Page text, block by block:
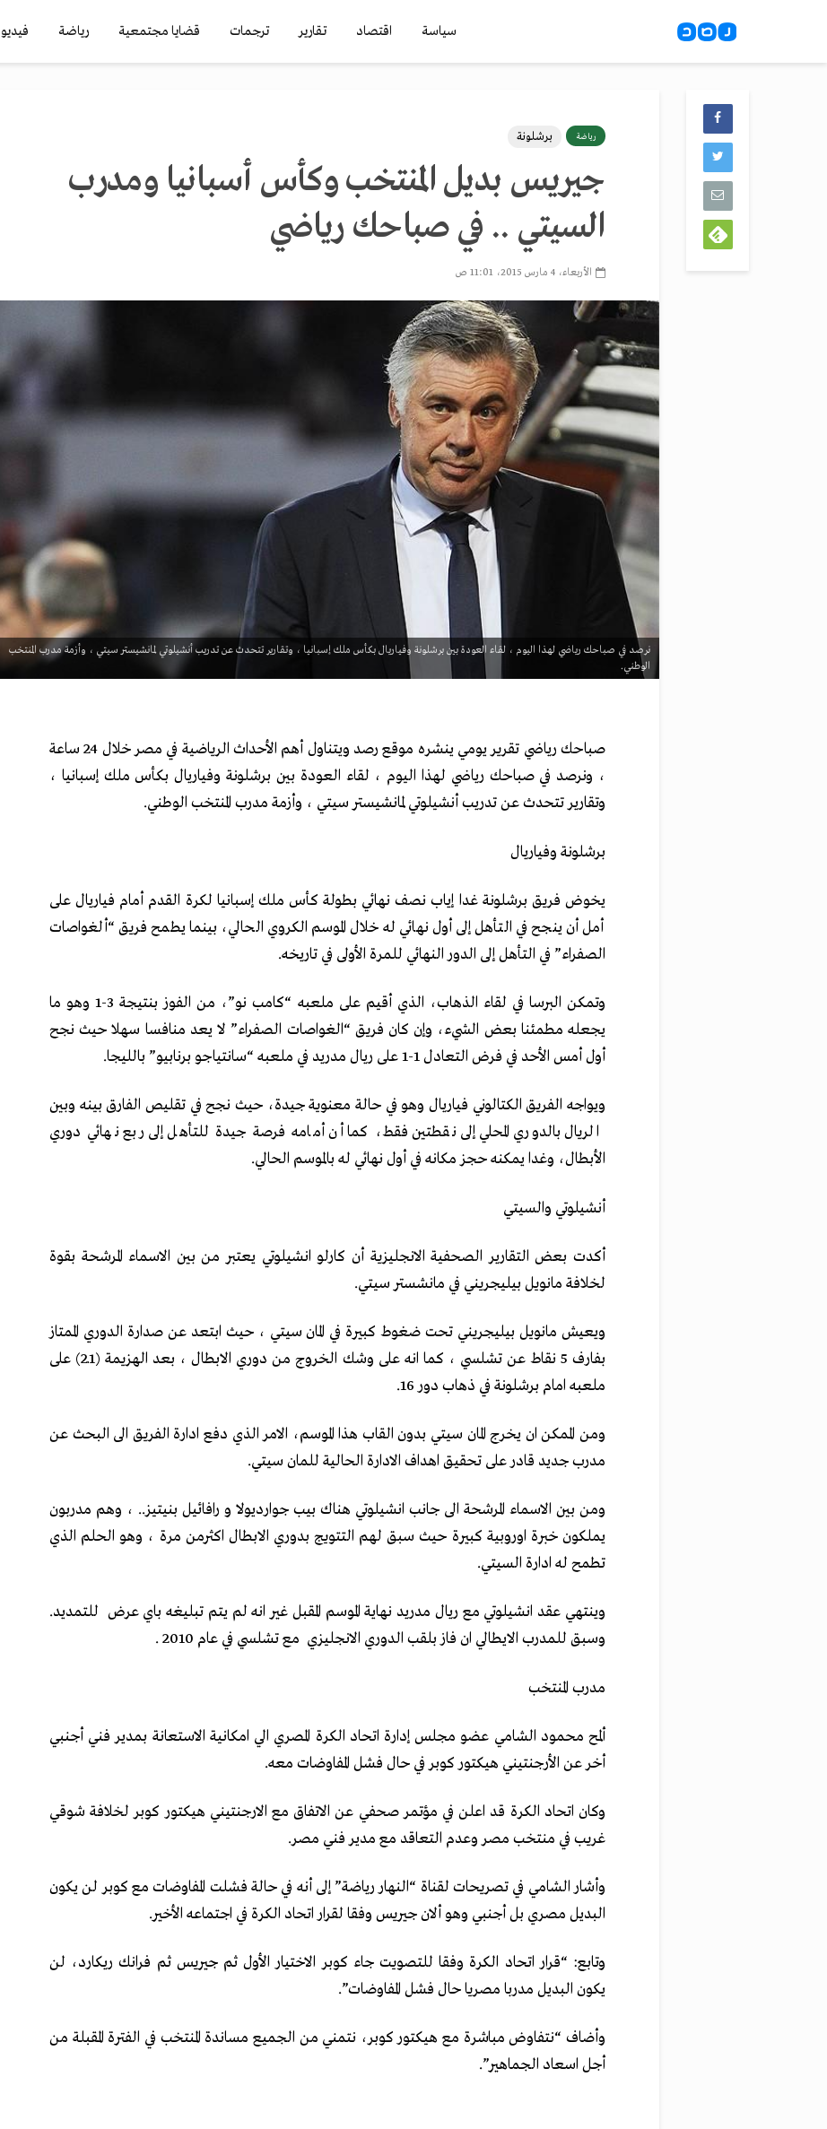
سياسة اقتصاد تقارير ترجمات قضايا مجتمعية رياضة فيديو
رياضة برشلونة
جيريس بديل المنتخب وكأس أسبانيا ومدرب
السيتي .. في صباحك رياضي
الأربعاء، 4 مارس 2015، 11:01 ص
نرصد في صباحك رياضي لهذا اليوم ، لقاء العودة بين برشلونة وفياريال بكأس ملك إسبانيا ، وتقارير تتحدث عن تدريب أنشيلوتي لمانشيستر سيتي ، وأزمة مدرب المنتخب
الوطني.
صباحك رياضي تقرير يومي ينشره موقع رصد ويتناول أهم الأحداث الرياضية في مصر خلال 24ساعة
، ونرصد في صباحك رياضي لهذا اليوم ، لقاء العودة بين برشلونة وفياريال بكأس ملك إسبانيا ،
وتقارير تتحدث عن تدريب أنشيلوتي لمانشيستر سيتي ، وأزمة مدرب المنتخب الوطني.
برشلونة وفياريال
يخوض فريق برشلونة غدا إياب نصف نهائي بطولة كأس ملك إسبانيا لكرة القدم أمام فياريال على
أمل أن ينجح في التأهل إلى أول نهائي له خلال الموسم الكروي الحالي، بينما يطمح فريق “ألغواصات
الصفراء” في التأهل إلى الدور النهائي للمرة الأولى في تاريخه.
وتمكن البرسا في لقاء الذهاب، الذي أقيم على ملعبه “كامب نو”، من الفوز بنتيجة 3-1 وهو ما
يجعله مطمئنا بعض الشيء، وإن كان فريق “الغواصات الصفراء” لا يعد منافسا سهلا حيث نجح
أول أمس الأحد في فرض التعادل 1-1 على ريال مدريد في ملعبه “سانتياجو برنابيو” بالليجا.
ويواجه الفريق الكتالوني فياريال وهو في حالة معنوية جيدة، حيث نجح في تقليص الفارق بينه وبين
الريال بالدوري المحلي إلى نقطتين فقط، كما أن أمامه فرصة جيدة للتأهل إلى ربع نهائي دوري
الأبطال، وغدا يمكنه حجز مكانه في أول نهائي له بالموسم الحالي.
أنشيلوتي والسيتي
أكدت بعض التقارير الصحفية الانجليزية أن كارلو انشيلوتي يعتبر من بين الاسماء المرشحة بقوة
لخلافة مانويل بيليجريني في مانشستر سيتي.
ويعيش مانويل بيليجريني تحت ضغوط كبيرة في المان سيتي ، حيث ابتعد عن صدارة الدوري الممتاز
بفارف 5 نقاط عن تشلسي ، كما انه على وشك الخروج من دوري الابطال ، بعد الهزيمة (1ـ2) على
ملعبه امام برشلونة في ذهاب دور 16.
ومن الممكن ان يخرج المان سيتي بدون القاب هذا الموسم، الامر الذي دفع ادارة الفريق الى البحث عن
مدرب جديد قادر على تحقيق اهداف الادارة الحالية للمان سيتي.
ومن بين الاسماء المرشحة الى جانب انشيلوتي هناك بيب جوارديولا و رافائيل بنيتيز.. ، وهم مدربون
يملكون خبرة اوروبية كبيرة حيث سبق لهم التتويج بدوري الابطال اكثرمن مرة ، وهو الحلم الذي
تطمح له ادارة السيتي.
وينتهي عقد انشيلوتي مع ريال مدريد نهاية الموسم المقبل غير انه لم يتم تبليغه باي عرض للتمديد.
وسبق للمدرب الايطالي ان فاز بلقب الدوري الانجليزي مع تشلسي في عام 2010 .
مدرب المنتخب
ألمح محمود الشامي عضو مجلس إدارة اتحاد الكرة المصري الي امكانية الاستعانة بمدير فني أجنبي
أخر عن الأرجنتيني هيكتور كوبر في حال فشل المفاوضات معه.
وكان اتحاد الكرة قد اعلن في مؤتمر صحفي عن الاتفاق مع الارجنتيني هيكتور كوبر لخلافة شوقي
غريب في منتخب مصر وعدم التعاقد مع مدير فني مصر.
وأشار الشامي في تصريحات لقناة “النهار رياضة” إلى أنه في حالة فشلت المفاوضات مع كوبر لن يكون
البديل مصري بل أجنبي وهو ألان جيريس وفقا لقرار اتحاد الكرة في اجتماعه الأخير.
وتابع: “قرار اتحاد الكرة وفقا للتصويت جاء كوبر الاختيار الأول ثم جيريس ثم فرانك ريكارد، لن
يكون البديل مدربا مصريا حال فشل المفاوضات”.
وأضاف “نتفاوض مباشرة مع هيكتور كوبر، نتمني من الجميع مساندة المنتخب في الفترة المقبلة من
أجل اسعاد الجماهير”.